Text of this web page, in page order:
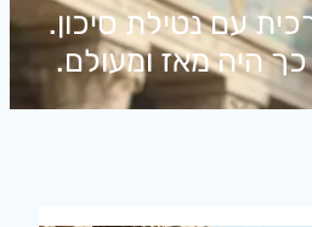
עם נטילת סיכון.
היה מאז ומעולם.